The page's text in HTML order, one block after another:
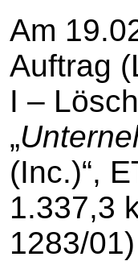
Am
Auftrag
I –
„
(Inc.)“,
1.337,3
1283/